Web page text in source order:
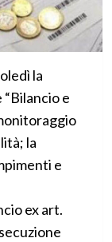
la
e
la
e
ex art.